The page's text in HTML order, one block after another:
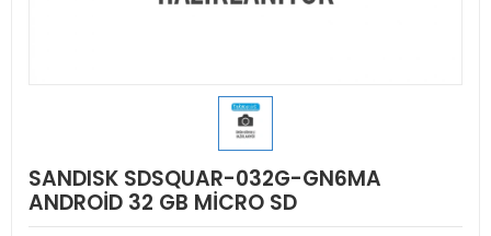
SANDISK SDSQUAR-032G-GN6MA
ANDROİD 32 GB MİCRO SD